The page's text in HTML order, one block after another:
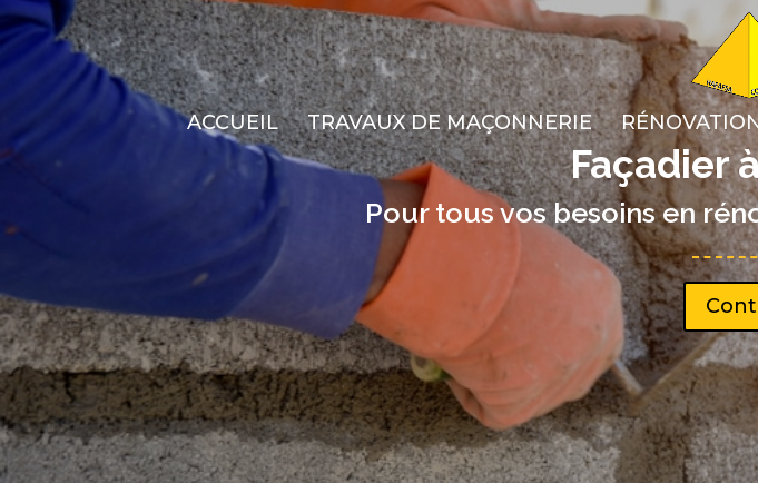
ACCUEIL TRAVAUX DE MAÇONNERIE
Façadier
Pour tous vos besoins en